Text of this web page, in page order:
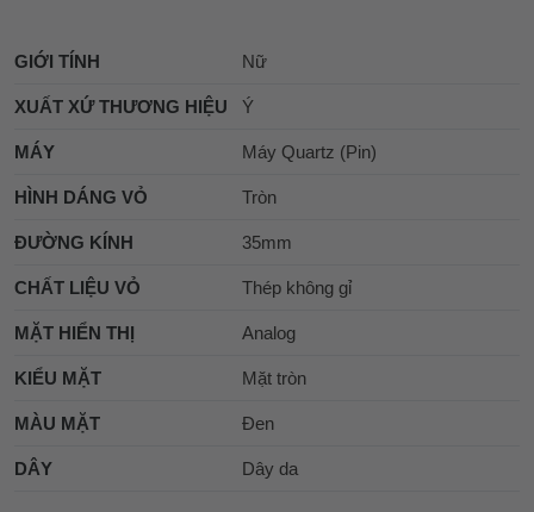
GIỚI TÍNH Nữ
XUẤT XỨ THƯƠNG HIỆU Ý
MÁY Máy Quartz (Pin)
HÌNH DÁNG VỎ Tròn
ĐƯỜNG KÍNH 35mm
CHẤT LIỆU VỎ Thép không gỉ
MẶT HIỂN THỊ Analog
KIỂU MẶT Mặt tròn
MÀU MẶT Đen
DÂY Dây da